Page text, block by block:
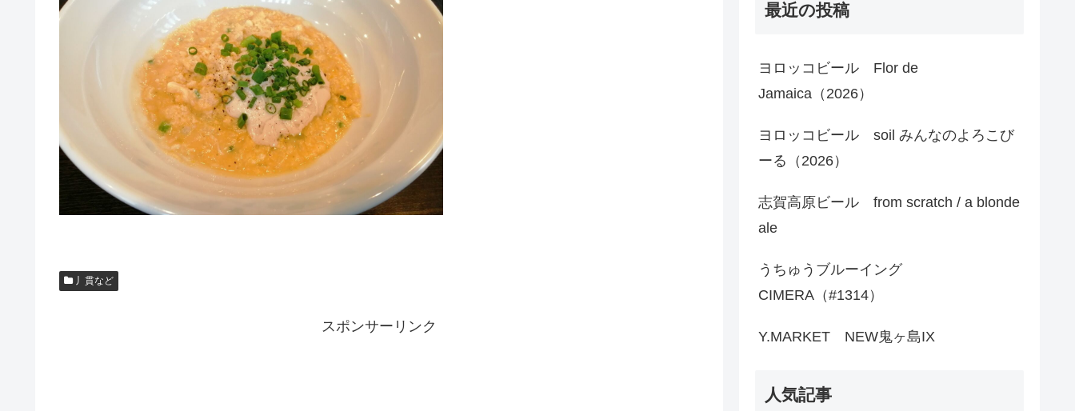
丿貫など
スポンサーリンク
最近の投稿
ヨロッコビール Flor de
Jamaica（2026）
ヨロッコビール soil みんなのよろこび
ーる（2026）
志賀高原ビール from scratch / a blonde
ale
うちゅうブルーイング
CIMERA（#1314）
Y.MARKET NEW鬼ヶ島IX
人気記事